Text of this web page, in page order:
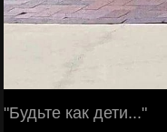
"Будьте как дети..."